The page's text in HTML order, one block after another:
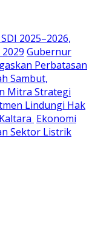
2025–2026,
Gubernur
Perbatasan
Sambut,
Mitra Strategi
Lindungi Hak
Ekonomi
Sektor Listrik